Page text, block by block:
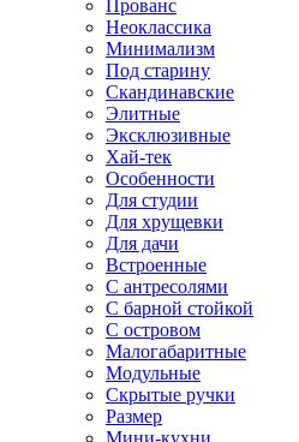
Прованс
Неоклассика
Минимализм
Под старину
Скандинавские
Элитные
Эксклюзивные
Хай-тек
Особенности
Для студии
Для хрущевки
Для дачи
Встроенные
С антресолями
С барной стойкой
С островом
Малогабаритные
Модульные
Скрытые ручки
Размер
Мини-кухни